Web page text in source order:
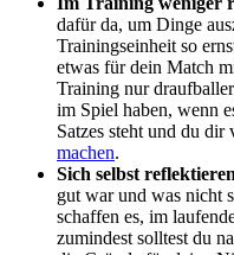
dafür da, um Dinge
Trainingseinheit so
etwas für dein Match
Training nur
im Spiel haben, wenn
Satzes steht und du dir
machen.
Sich selbst
gut war und was nicht
schaffen es, im
zumindest solltest du